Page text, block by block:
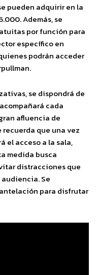
pueden adquirir en la
Además, se
por función para
específico en
podrán acceder
se dispondrá de
cada
afluencia de
que una vez
el acceso a la sala,
medida busca
distracciones que
Se
para disfrutar